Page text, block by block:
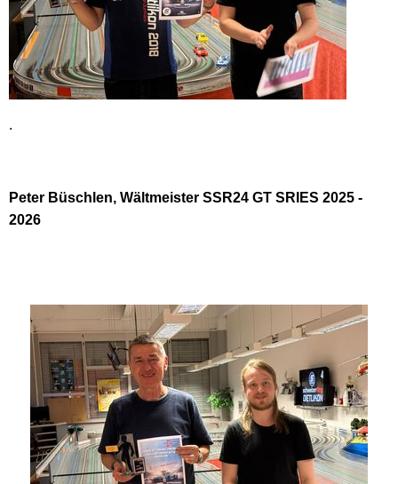
.
Peter Büschlen, Wältmeister SSR24 GT SRIES 2025 -
2026